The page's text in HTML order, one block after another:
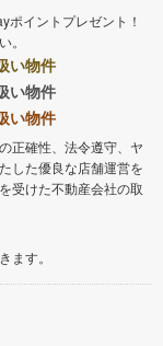
ポイントプレゼント！
。
い物件
い物件
い物件
正確性、法令遵守、ヤ
した優良な店舗運営を
受けた不動産会社の取
ます。